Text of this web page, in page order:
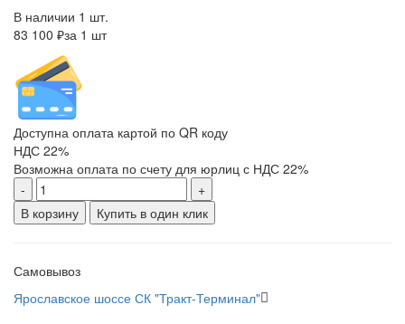
В наличии 1 шт.
83 100 ₽за 1 шт
Доступна оплата картой по QR коду
НДС 22%
Возможна оплата по счету для юрлиц с НДС 22%
-
+
В корзину
Купить в один клик
Самовывоз
Ярославское шоссе СК "Тракт-Терминал"